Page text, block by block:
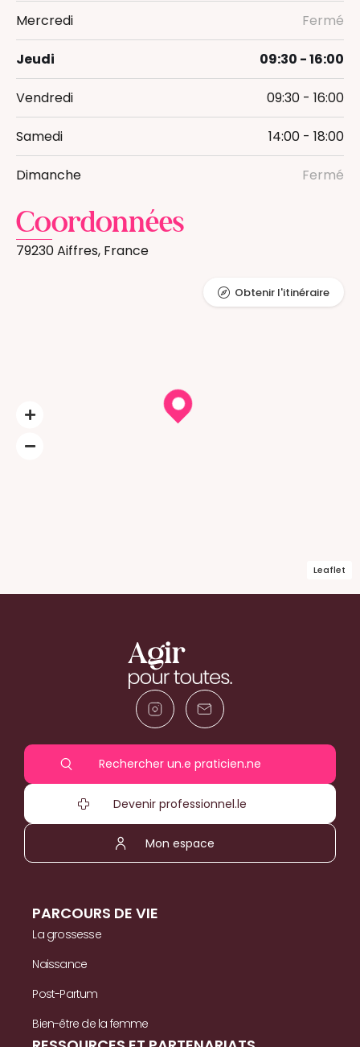
Mercredi Fermé
Jeudi 09:30 - 16:00
Vendredi 09:30 - 16:00
Samedi 14:00 - 18:00
Dimanche Fermé
Coordonnées
79230 Aiffres, France
Leaflet
Obtenir l'itinéraire
Rechercher un.e praticien.ne
Devenir professionnel.le
Mon espace
PARCOURS DE VIE
La grossesse
Naissance
Post-Partum
Bien-être de la femme